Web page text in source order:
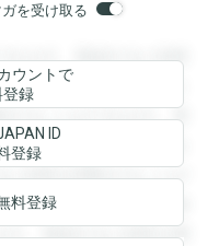
を受け取る
ます。登録すると回答
と回答を閲覧すること
ることができます。登
す。登録すると回答を
回答を閲覧することが
ことができます。登録
。登録すると回答を閲
ウントで
録
ID
登録
料登録